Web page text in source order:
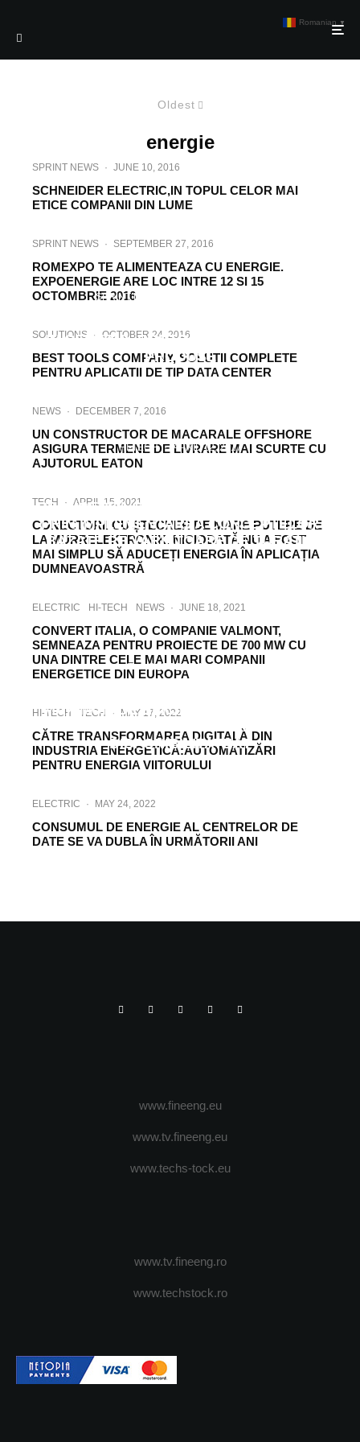
Oldest
energie
SPRINT NEWS · JUNE 10, 2016
SCHNEIDER ELECTRIC,IN TOPUL CELOR MAI
ETICE COMPANII DIN LUME
SPRINT NEWS · SEPTEMBER 27, 2016
ROMEXPO TE ALIMENTEAZA CU ENERGIE.
EXPOENERGIE ARE LOC INTRE 12 SI 15
OCTOMBRIE 2016
SPRINT NEWS
IN CENTRUL PORTOFOLIULUI SAU DE
PRODUSE
SOLUTIONS · OCTOBER 24, 2016
BEST TOOLS COMPANY, SOLUTII COMPLETE
PENTRU APLICATII DE TIP DATA CENTER
NEWS · DECEMBER 7, 2016
UN CONSTRUCTOR DE MACARALE OFFSHORE
ASIGURA TERMENE DE LIVRARE MAI SCURTE CU
AJUTORUL EATON
HI-TECH · APRIL 12, 2017
REDUCEREA CONSUMULUI DE ENERGIE
PRIN IMPLEMENTAREA CONCEPTELOR
BAZATE PE VARIATOARE DE TURATIE
TECH · APRIL 15, 2021
CONECTORII CU ȘTECHER DE MARE PUTERE DE
LA MURRELEKTRONIK. NICIODATĂ NU A FOST
MAI SIMPLU SĂ ADUCEȚI ENERGIA ÎN APLICAȚIA
DUMNEAVOASTRĂ
ELECTRIC HI-TECH NEWS · JUNE 18, 2021
CONVERT ITALIA, O COMPANIE VALMONT,
SEMNEAZA PENTRU PROIECTE DE 700 MW CU
UNA DINTRE CELE MAI MARI COMPANII
ENERGETICE DIN EUROPA
IT · OCTOBER 11, 2021
MAXIMUM DE EFICIENȚĂ ENERGETICĂ
FĂRĂ A COMPROMITE
DISPONIBILITATEA?
HI-TECH TECH · MAY 17, 2022
CĂTRE TRANSFORMAREA DIGITALĂ DIN
INDUSTRIA ENERGETICĂ:AUTOMATIZĂRI
PENTRU ENERGIA VIITORULUI
ELECTRIC · MAY 24, 2022
CONSUMUL DE ENERGIE AL CENTRELOR DE
DATE SE VA DUBLA ÎN URMĂTORII ANI
www.fineeng.eu
www.tv.fineeng.eu
www.techs-tock.eu
www.tv.fineeng.ro
www.techstock.ro
Romanian ▼